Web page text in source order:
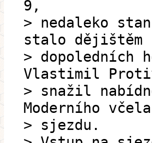
9,
> nedaleko
stalo dějištěm
> dopoledních
Vlastimil
> snažil
Moderního
> sjezdu.